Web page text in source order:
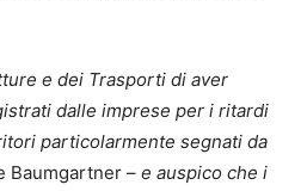
e dei Trasporti di aver
dalle imprese per i ritardi
particolarmente segnati da
Baumgartner – e auspico che i